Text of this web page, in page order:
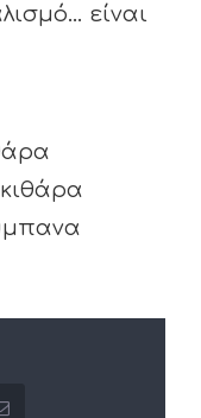
είναι
Email